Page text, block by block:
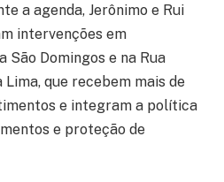
a agenda, Jerônimo e Rui
intervenções em
São Domingos e na Rua
Lima, que recebem mais de
e integram a política
e proteção de